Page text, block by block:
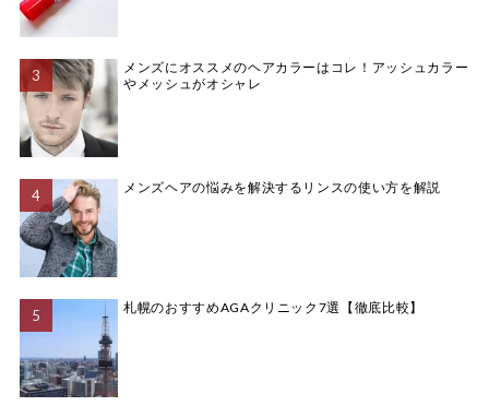
メンズにオススメのヘアカラーはコレ！アッシュカラー
やメッシュがオシャレ
メンズヘアの悩みを解決するリンスの使い方を解説
札幌のおすすめAGAクリニック7選【徹底比較】